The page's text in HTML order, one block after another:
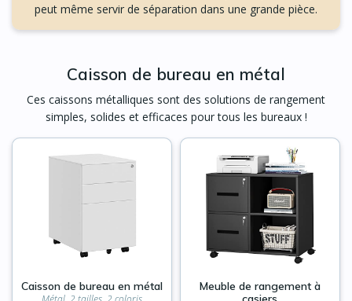
peut même servir de séparation dans une grande pièce.
Caisson de bureau en métal
Ces caissons métalliques sont des solutions de rangement
simples, solides et efficaces pour tous les bureaux !
Caisson de bureau en métal
Meuble de rangement à